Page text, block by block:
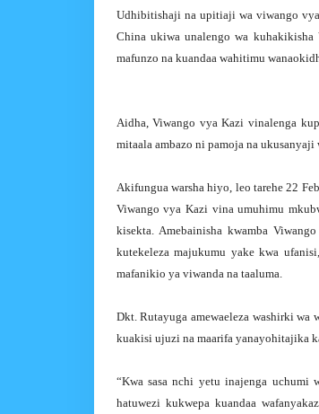
Udhibitishaji na upitiaji wa viwango
China ukiwa unalengo wa
mafunzo na kuandaa wahitimu
Aidha, Viwango vya Kazi vinalenga
mitaala ambazo ni pamoja na
Akifungua warsha hiyo, leo tarehe 22
Viwango vya Kazi vina umuhimu
kisekta. Amebainisha kwamba
kutekeleza majukumu yake kwa
mafanikio ya viwanda na taaluma.
Dkt. Rutayuga amewaeleza washirki wa
kuakisi ujuzi na maarifa yanayohitajika
“Kwa sasa nchi yetu inajenga
hatuwezi kukwepa kuandaa